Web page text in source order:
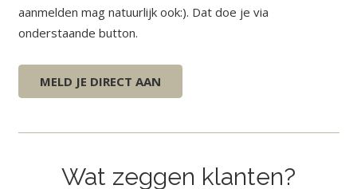
aanmelden mag natuurlijk ook:). Dat doe je via
onderstaande button.
MELD JE DIRECT AAN
Wat zeggen klanten?